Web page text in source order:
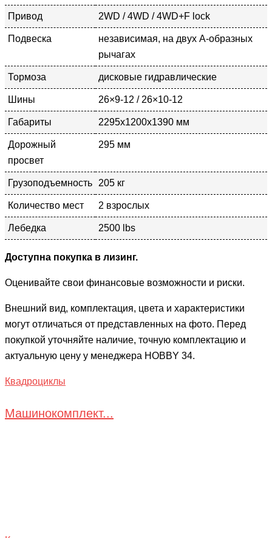
Привод 2WD / 4WD / 4WD+F lock
Подвеска
независимая, на двух А-образных
рычагах
Тормоза дисковые гидравлические
Шины 26×9-12 / 26×10-12
Габариты 2295x1200x1390 мм
Дорожный
просвет
295 мм
Грузоподъемность 205 кг
Количество мест 2 взрослых
Лебедка 2500 lbs
Доступна покупка в лизинг.
Оценивайте свои финансовые возможности и риски.
Внешний вид, комплектация, цвета и характеристики
могут отличаться от представленных на фото. Перед
покупкой уточняйте наличие, точную комплектацию и
актуальную цену у менеджера HOBBY 34.
Квадроциклы
Машинокомплект...